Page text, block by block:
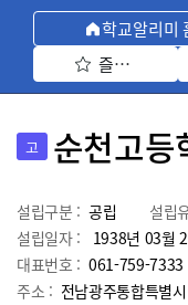
학교알리미
즐겨찾기 선택
고 순천고등
설립구분 : 공립 설립
설립일자 :
1938년 03월
대표번호 : 061-759-7333
주소 : 전남광주통합특별